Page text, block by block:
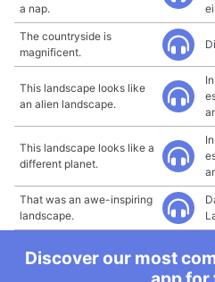
a nap.
The countryside is
magnificent.
This landscape looks like
an alien landscape.
This landscape looks like a
different planet.
That was an awe-inspiring
landscape.
Discover our most